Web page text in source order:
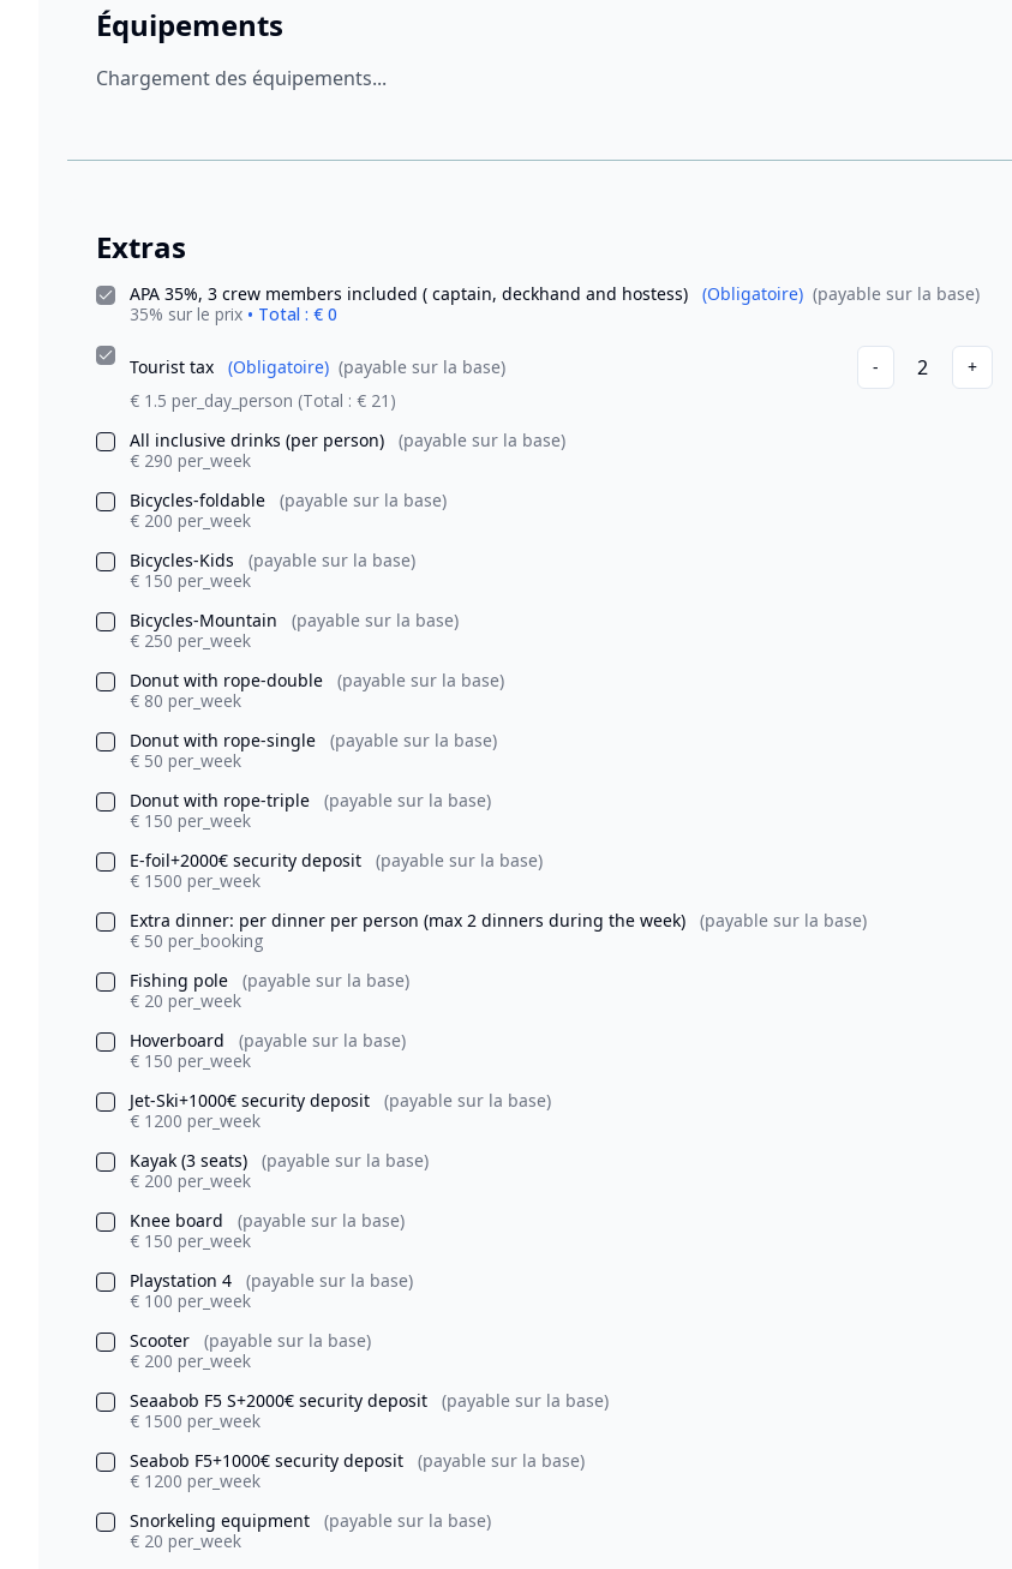
Équipements
Chargement des équipements...
Extras
APA 35%, 3 crew members included ( captain, deckhand and hostess) (Obligatoire) (payable sur la base)
35% sur le prix • Total : € 0
Tourist tax (Obligatoire) (payable sur la base) - 2
+
€ 1.5 per_day_person (Total : € 21)
All inclusive drinks (per person)
(payable sur la base)
€ 290 per_week
Bicycles-foldable
(payable sur la base)
€ 200 per_week
Bicycles-Kids
(payable sur la base)
€ 150 per_week
Bicycles-Mountain
(payable sur la base)
€ 250 per_week
Donut with rope-double
(payable sur la base)
€ 80 per_week
Donut with rope-single
(payable sur la base)
€ 50 per_week
Donut with rope-triple
(payable sur la base)
€ 150 per_week
E-foil+2000€ security deposit
(payable sur la base)
€ 1500 per_week
Extra dinner: per dinner per person (max 2 dinners during the week)
(payable sur la base)
€ 50 per_booking
Fishing pole
(payable sur la base)
€ 20 per_week
Hoverboard
(payable sur la base)
€ 150 per_week
Jet-Ski+1000€ security deposit
(payable sur la base)
€ 1200 per_week
Kayak (3 seats)
(payable sur la base)
€ 200 per_week
Knee board
(payable sur la base)
€ 150 per_week
Playstation 4
(payable sur la base)
€ 100 per_week
Scooter
(payable sur la base)
€ 200 per_week
Seaabob F5 S+2000€ security deposit
(payable sur la base)
€ 1500 per_week
Seabob F5+1000€ security deposit
(payable sur la base)
€ 1200 per_week
Snorkeling equipment
(payable sur la base)
€ 20 per_week